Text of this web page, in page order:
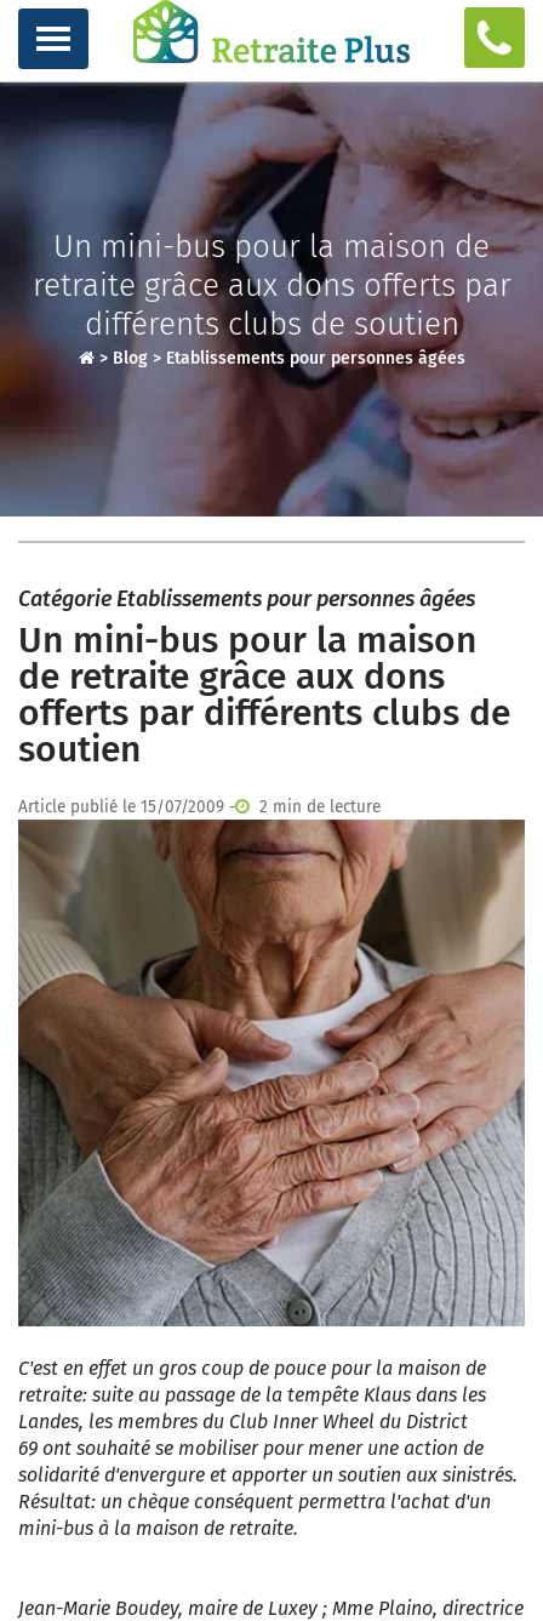
Un mini-bus pour la maison de
retraite grâce aux dons offerts par
différents clubs de soutien
> Blog> Etablissements pour personnes âgées
Catégorie Etablissements pour personnes âgées
Un mini-bus pour la maison
de retraite grâce aux dons
offerts par différents clubs de
soutien
Article publié le 15/07/2009 - 2 min de lecture
C'est en effet un gros coup de pouce pour la maison de
retraite: suite au passage de la tempête Klaus dans les
Landes, les membres du Club Inner Wheel du District
69 ont souhaité se mobiliser pour mener une action de
solidarité d'envergure et apporter un soutien aux sinistrés.
Résultat: un chèque conséquent permettra l'achat d'un
mini-bus à la maison de retraite.
Jean-Marie Boudey, maire de Luxey ; Mme Plaino, directrice